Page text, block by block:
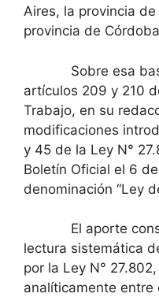
Aires, la provincia
provincia de
Sobre esa base,
artículos 209 y 210
Trabajo, en su
modificaciones
y 45 de la Ley N°
Boletín Oficial el 6
denominación “Ley
El aporte
lectura sistemática
por la Ley N°
analíticamente